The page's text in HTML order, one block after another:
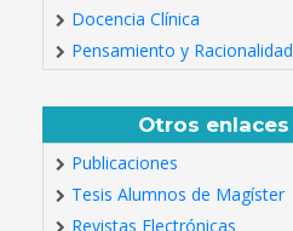
Docencia Clínica
Pensamiento y Racionalidad
Otros enlaces
Publicaciones
Tesis Alumnos de Magíster
Revistas Electrónicas